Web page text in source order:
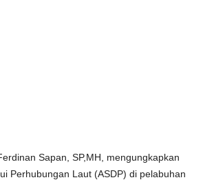
Sapan, SP,MH, mengungkapkan
Perhubungan Laut (ASDP) di pelabuhan